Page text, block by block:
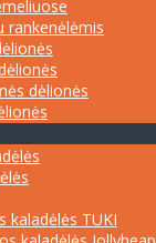
rankenėlėmis
dėlionės
kaladėlės TUKI